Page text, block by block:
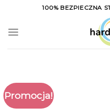
content
100% BEZPIECZNA
Promocja!